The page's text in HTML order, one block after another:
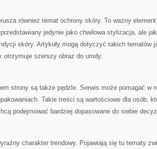
również temat ochrony skóry. To ważny
jedynie jako chwilowa stylizacja, ale
skóry. Artykuły mogą dotyczyć takich tematów
otrzymuje szerszy obraz do urody.
strony są także pędzle. Serwis może pomagać w
Takie treści są wartościowe dla osób,
podejmować bardziej dopasowane do siebie
charakter trendowy. Pojawiają się tu tematy